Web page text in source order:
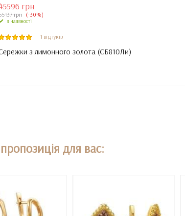
грн
грн (-30%)
в наявності
1 відгуків
з лимонного золота (СБ810Ли)
для вас: